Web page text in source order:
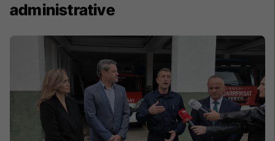
administrative